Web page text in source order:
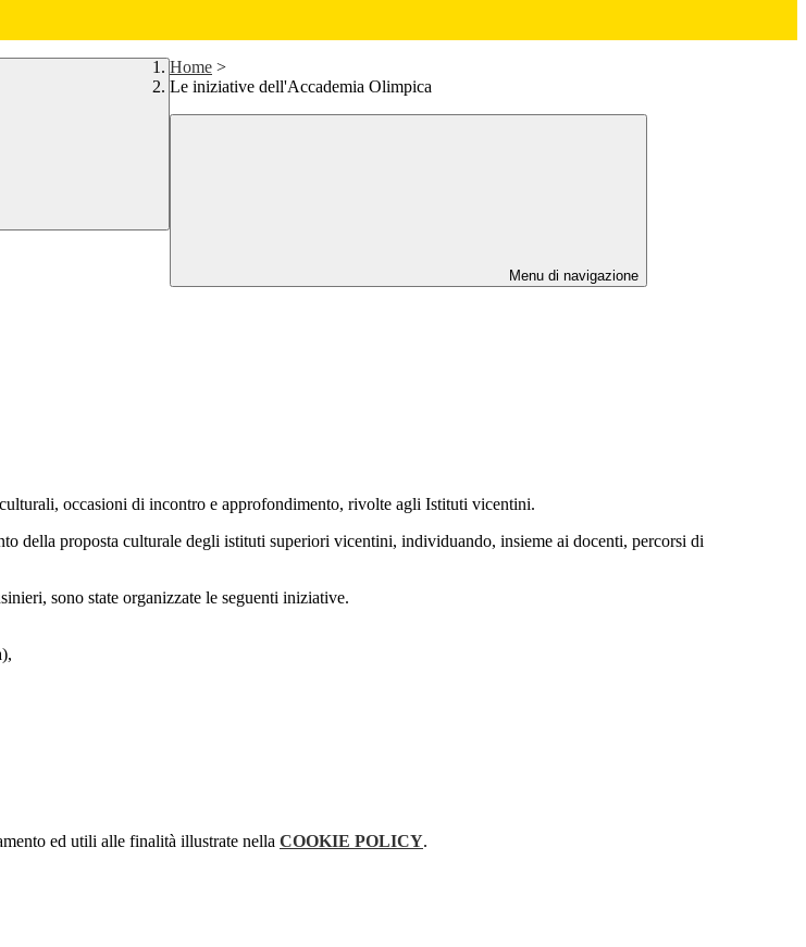
Home >
Le iniziative dell'Accademia Olimpica
Menu di navigazione
occasioni di incontro e approfondimento, rivolte agli Istituti vicentini.
della proposta culturale degli istituti superiori vicentini, individuando, insieme ai docenti, percorsi di
sono state organizzate le seguenti iniziative.
ed utili alle finalità illustrate nella COOKIE POLICY.